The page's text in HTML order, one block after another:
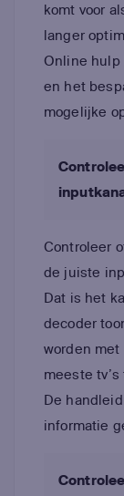
komt voor
langer
Online hulp
en het
mogelijke
Controleer
de juiste
Dat is het
decoder
worden
meeste
De
informatie